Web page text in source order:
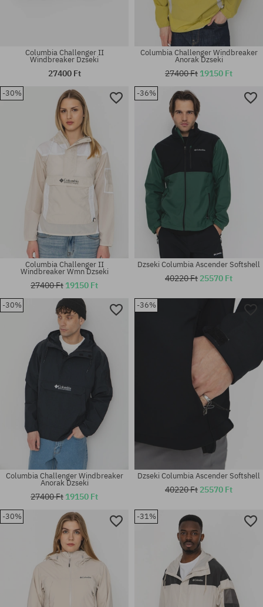
Elérhető méretek:
Elérhető méretek:
XS; S; M; L
Elérhető méretek:
Columbia Challenger II
Windbreaker Dzseki
27400 Ft
Elérhető méretek:
Columbia Challenger Windbreaker
Anorak Dzseki
27400 Ft 19150 Ft
-30%
Elérhető méretek:
Columbia Challenger II
Windbreaker Wmn Dzseki
27400 Ft 19150 Ft
-36%
Elérhető méretek:
Dzseki Columbia Ascender Softshell
40220 Ft 25570 Ft
-30%
Columbia Challenger Windbreaker
Anorak Dzseki
27400 Ft 19150 Ft
-36%
Dzseki Columbia Ascender Softshell
40220 Ft 25570 Ft
-30% -31%